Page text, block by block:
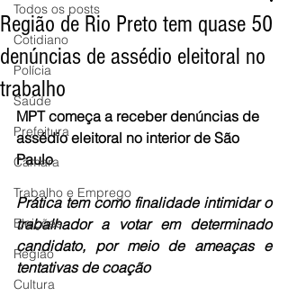
Todos os posts
Cotidiano
Polícia
Saúde
Prefeitura
Câmara
Trabalho e Emprego
Eleições
Região
Cultura
Região de Rio Preto tem quase 50
denúncias de assédio eleitoral no
trabalho
MPT começa a receber denúncias de
assédio eleitoral no interior de São
Paulo
Prática tem como finalidade intimidar o
trabalhador a votar em determinado
candidato, por meio de ameaças e
tentativas de coação